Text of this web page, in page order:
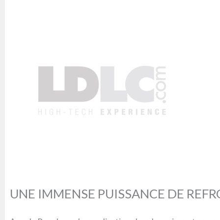
UNE IMMENSE PUISSANCE DE